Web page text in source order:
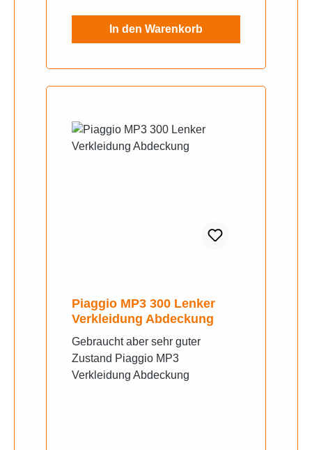
In den Warenkorb
Piaggio MP3 300 Lenker
Verkleidung Abdeckung
Gebraucht aber sehr guter
Zustand Piaggio MP3
Verkleidung Abdeckung